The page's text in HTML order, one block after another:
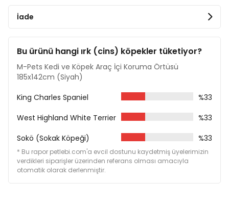
İade
Bu ürünü hangi ırk (cins) köpekler tüketiyor?
M-Pets Kedi ve Köpek Araç İçi Koruma Örtüsü
185x142cm (Siyah)
King Charles Spaniel
%33
West Highland White Terrier
%33
Sokö (Sokak Köpeği)
%33
* Bu rapor petlebi.com'a evcil dostunu kaydetmiş üyelerimizin
verdikleri siparişler üzerinden referans olması amacıyla
otomatik olarak derlenmiştir.